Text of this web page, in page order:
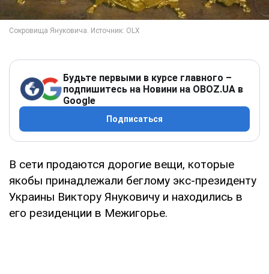
Будьте первыми в курсе главного –
подпишитесь на Новини на OBOZ.UA в
Google
Подписаться
В сети продаются дорогие вещи, которые
якобы принадлежали беглому экс-президенту
Украины Виктору Януковичу и находились в
его резиденции в Межигорье.